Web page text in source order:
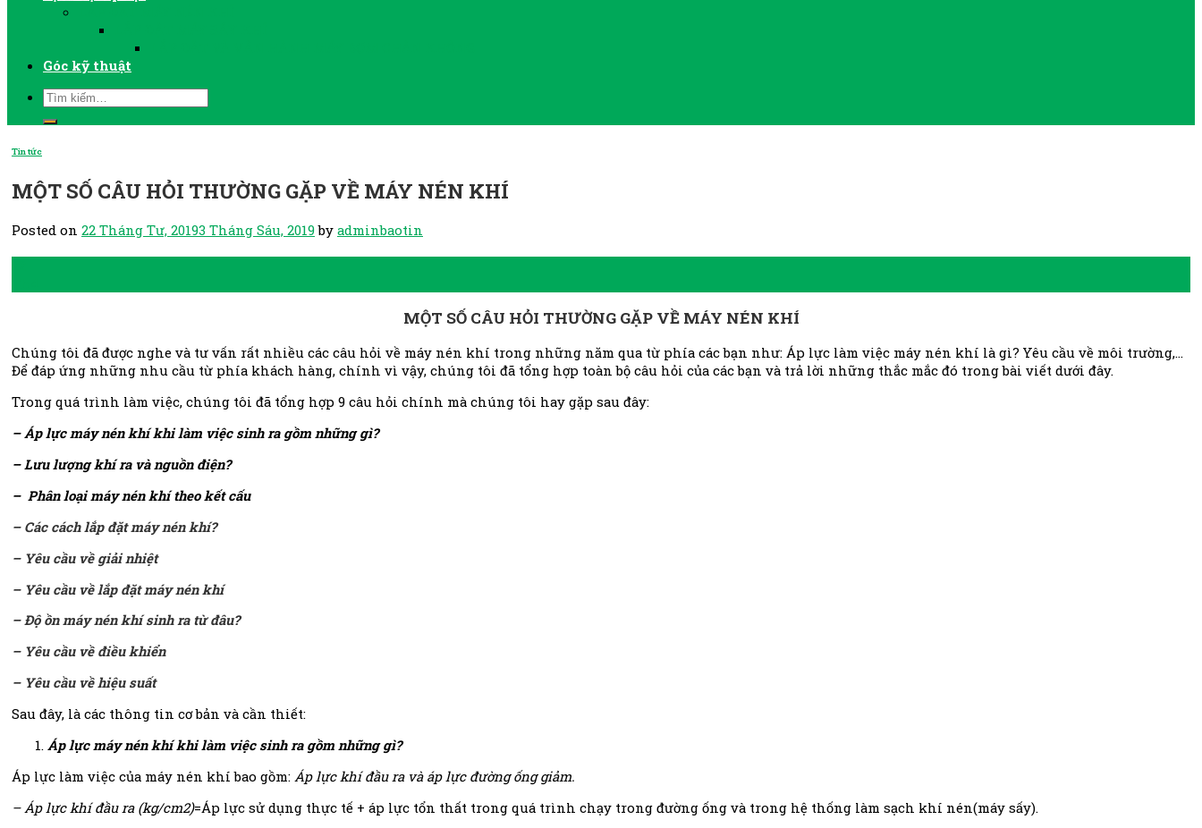
Góc kỹ thuật
Tin tức
MỘT SỐ CÂU HỎI THƯỜNG GẶP VỀ MÁY NÉN KHÍ
Posted on 22 Tháng Tư, 20193 Tháng Sáu, 2019by adminbaotin
MỘT SỐ CÂU HỎI THƯỜNG GẶP VỀ MÁY NÉN KHÍ
Chúng tôi đã được nghe và tư vấn rất nhiều các câu hỏi về máy nén khí trong những năm qua từ phía các bạn như: Áp lực làm việc máy nén khí là gì? Yêu cầu về môi trường,…
Để đáp ứng những nhu cầu từ phía khách hàng, chính vì vậy, chúng tôi đã tổng hợp toàn bộ câu hỏi của các bạn và trả lời những thắc mắc đó trong bài viết dưới đây.
Trong quá trình làm việc, chúng tôi đã tổng hợp 9 câu hỏi chính mà chúng tôi hay gặp sau đây:
– Áp lực máy nén khí khi làm việc sinh ra gồm những gì?
– Lưu lượng khí ra và nguồn điện?
– Phân loại máy nén khí theo kết cấu
– Các cách lắp đặt máy nén khí?
– Yêu cầu về giải nhiệt
– Yêu cầu về lắp đặt máy nén khí
– Độ ồn máy nén khí sinh ra từ đâu?
– Yêu cầu về điều khiển
– Yêu cầu về hiệu suất
Sau đây, là các thông tin cơ bản và cần thiết:
Áp lực máy nén khí khi làm việc sinh ra gồm những gì?
Áp lực làm việc của máy nén khí bao gồm: Áp lực khí đầu ra và áp lực đường ống giảm.
– Áp lực khí đầu ra (kg/cm2)=Áp lực sử dụng thực tế + áp lực tổn thất trong quá trình chạy trong đường ống và trong hệ thống làm sạch khí nén(máy sấy).